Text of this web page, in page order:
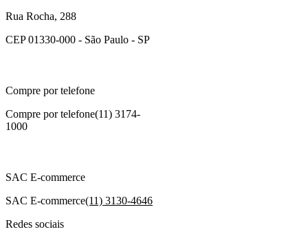
Rua Rocha, 288
CEP 01330-000 - São Paulo - SP
Compre por telefone
Compre por telefone(11) 3174-
1000
SAC E-commerce
SAC E-commerce(11) 3130-4646
Redes sociais